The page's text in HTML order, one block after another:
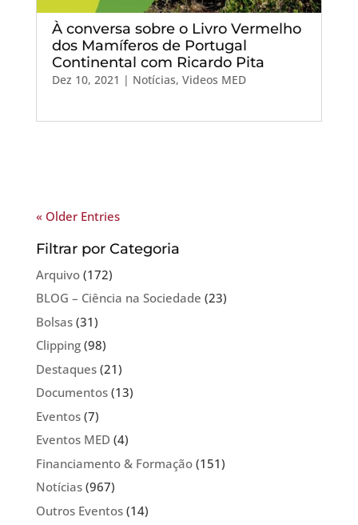
À conversa sobre o Livro Vermelho
dos Mamíferos de Portugal
Continental com Ricardo Pita
Dez 10, 2021 | Notícias, Videos MED
« Older Entries
Filtrar por Categoria
Arquivo(172)
BLOG – Ciência na Sociedade (23)
Bolsas(31)
Clipping(98)
Destaques(21)
Documentos(13)
Eventos(7)
Eventos MED (4)
Financiamento & Formação(151)
Notícias(967)
Outros Eventos(14)